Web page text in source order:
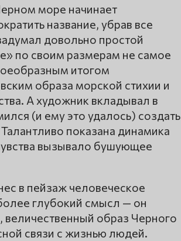
море начинает
название, убрав все
довольно простой
по своим размерам не самое
итогом
образа морской стихии и
А художник вкладывал в
(и ему это удалось) создать
показана динамика
вызывало бушующее
в пейзаж человеческое
глубокий смысл — он
величественный образ Черного
связи с жизнью людей.